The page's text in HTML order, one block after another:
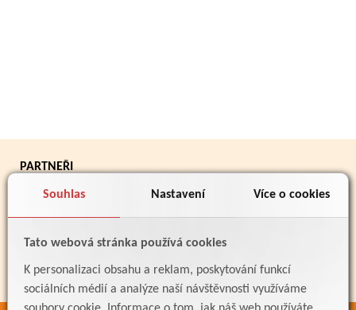
Souhlas Nastavení Více o cookies
Tato webová stránka používá cookies
K personalizaci obsahu a reklam, poskytování funkcí
sociálních médií a analýze naší návštěvnosti využíváme
PARTNEŘI